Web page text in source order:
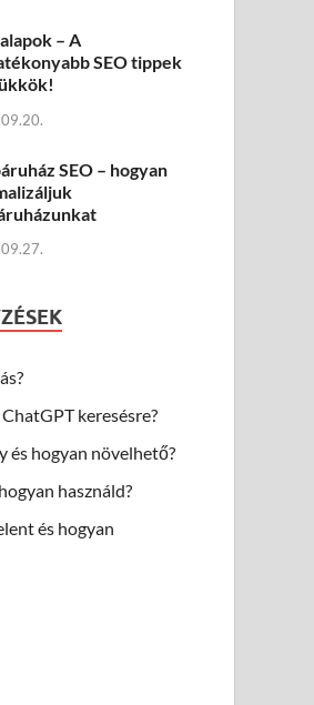
– A
SEO tippek
SEO – hogyan
keresésre?
és hogyan növelhető?
használd?
és hogyan